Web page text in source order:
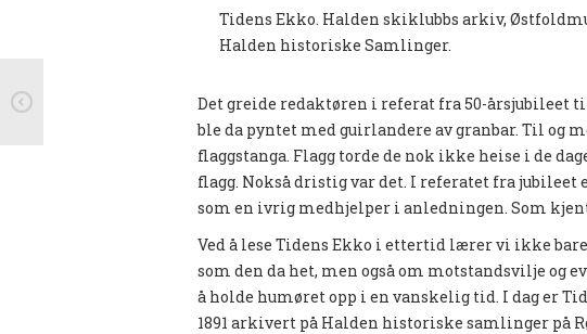
Tidens Ekko. Halden skiklubbs arkiv,
Halden historiske Samlinger.
Det greide redaktøren i referat fra 50-årsjubileet til
ble da pyntet med guirlandere av granbar. Til og
flaggstanga. Flagg torde de nok ikke heise i de
flagg. Nokså dristig var det. I referatet fra
som en ivrig medhjelper i anledningen. Som
Ved å lese Tidens Ekko i ettertid lærer vi ikke
som den da het, men også om motstandsvilje og
å holde humøret opp i en vanskelig tid. I dag er
1891 arkivert på Halden historiske samlinger på